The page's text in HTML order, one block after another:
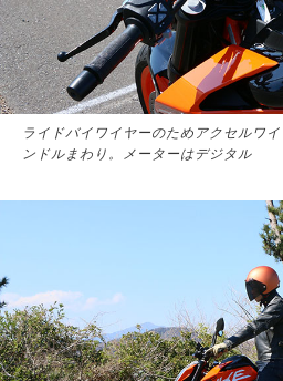
ライドバイワイヤーのためアクセルワ
ンドルまわり。メーターはデジタル